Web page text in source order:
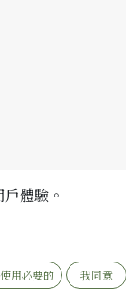
體驗。
用必要的 我同意